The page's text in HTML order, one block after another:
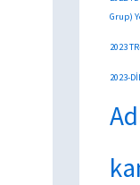
Grup)
2023
2023-